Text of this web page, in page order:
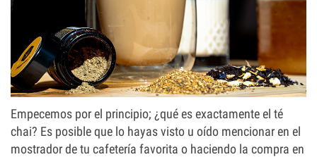
Empecemos por el principio; ¿qué es exactamente el té
chai? Es posible que lo hayas visto u oído mencionar en el
mostrador de tu cafetería favorita o haciendo la compra en